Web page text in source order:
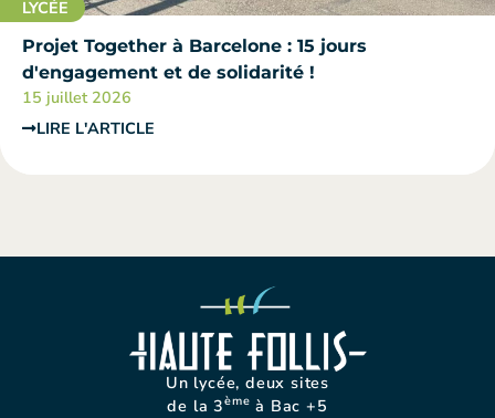
LYCÉE
Projet Together à Barcelone : 15 jours
d'engagement et de solidarité !
15 juillet 2026
LIRE L'ARTICLE
Un lycée, deux sites
de la 3ème à Bac +5